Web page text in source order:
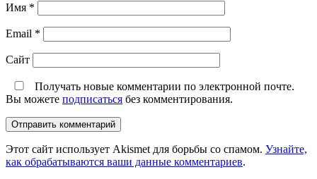
Имя *
Email *
Сайт
Получать новые комментарии по электронной почте.
Вы можете подписаться без комментирования.
Этот сайт использует Akismet для борьбы со спамом. Узнайте,
как обрабатываются ваши данные комментариев.